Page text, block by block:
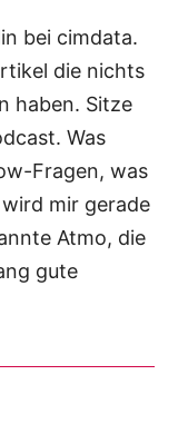
bei cimdata.
die nichts
haben. Sitze
Was
Fragen, was
mir gerade
Atmo, die
gute